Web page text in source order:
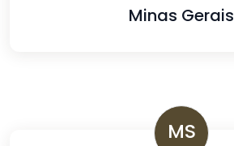
Minas Gerais
MS